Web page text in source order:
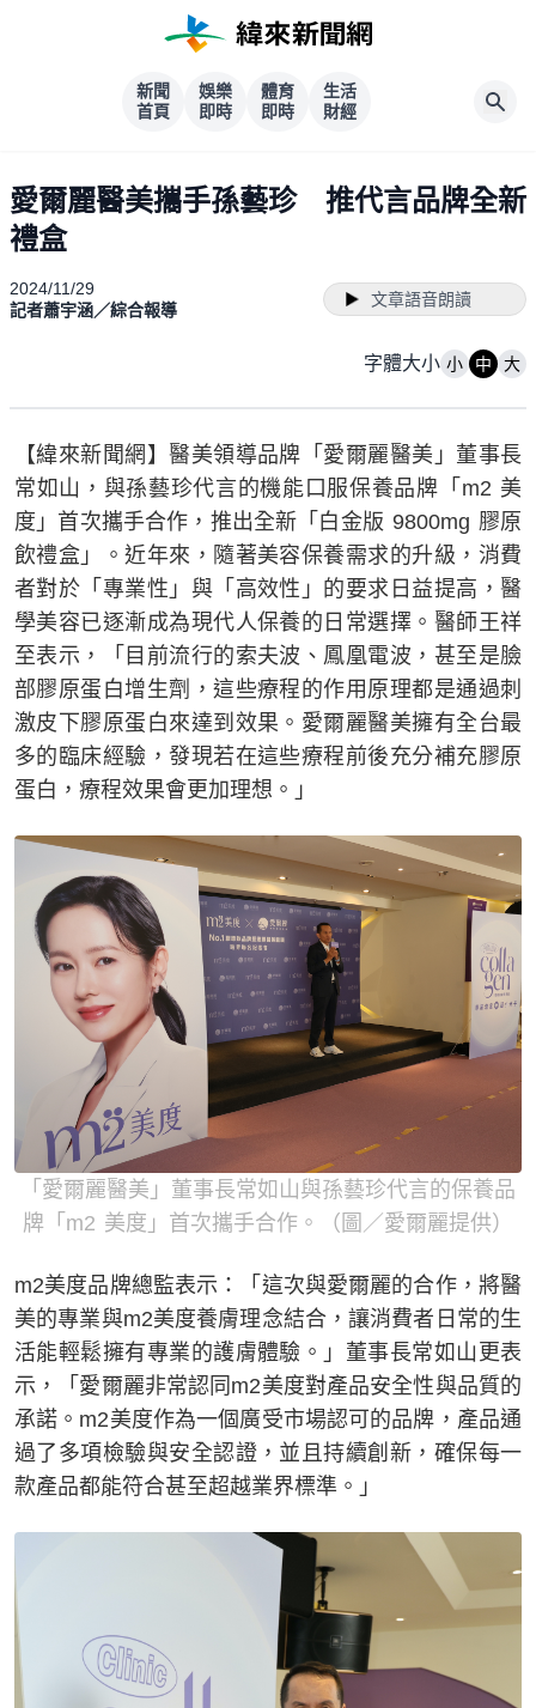
新聞
首頁
娛樂
即時
體育
即時
生活
財經
愛爾麗醫美攜手孫藝珍 推代言品牌全新
禮盒
2024/11/29
記者蕭宇涵／綜合報導
文章語音朗讀
字體大小 小 中 大
【緯來新聞網】醫美領導品牌「愛爾麗醫美」董事長
常如山，與孫藝珍代言的機能口服保養品牌「m2 美
度」首次攜手合作，推出全新「白金版 9800mg 膠原
飲禮盒」。近年來，隨著美容保養需求的升級，消費
者對於「專業性」與「高效性」的要求日益提高，醫
學美容已逐漸成為現代人保養的日常選擇。醫師王祥
至表示，「目前流行的索夫波、鳳凰電波，甚至是臉
部膠原蛋白增生劑，這些療程的作用原理都是通過刺
激皮下膠原蛋白來達到效果。愛爾麗醫美擁有全台最
多的臨床經驗，發現若在這些療程前後充分補充膠原
蛋白，療程效果會更加理想。」
「愛爾麗醫美」董事長常如山與孫藝珍代言的保養品
牌「m2 美度」首次攜手合作。（圖／愛爾麗提供）
m2美度品牌總監表示：「這次與愛爾麗的合作，將醫
美的專業與m2美度養膚理念結合，讓消費者日常的生
活能輕鬆擁有專業的護膚體驗。」董事長常如山更表
示，「愛爾麗非常認同m2美度對產品安全性與品質的
承諾。m2美度作為一個廣受市場認可的品牌，產品通
過了多項檢驗與安全認證，並且持續創新，確保每一
款產品都能符合甚至超越業界標準。」